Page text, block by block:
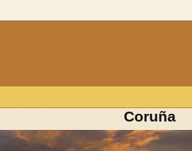
Coruña